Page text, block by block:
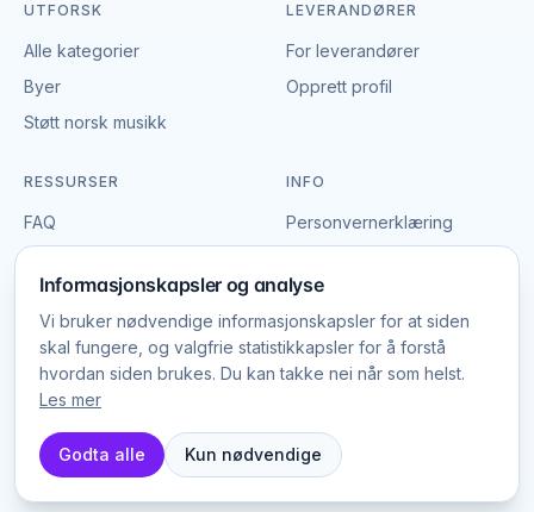
øyeblikkene skjer og er diskret til stede uten å
forstyrre. Det gir naturlige og ekte bilder fra
Fotograf til fest og private events
fotograf en god investering. Gjestene kan nyte festen
mens fotografen sørger for å fange øyeblikk som
ellers ville gå tapt i festens stemning.
Mange fotografer tilbyr fleksible pakker som kan
UTFORSK
Alle kategorier
Byer
Støtt norsk musikk
LEVERANDØRER
For leverandører
Opprett profil
RESSURSER
FAQ
INFO
Personvernerklæring
Vilkår
© EventBookingNordic
DK · SE · NO
Informasjonskapsler og analyse
Vi bruker nødvendige informasjonskapsler for at siden
skal fungere, og valgfrie statistikkapsler for å forstå
hvordan siden brukes. Du kan takke nei når som helst.
Les mer
Godta alle Kun nødvendige